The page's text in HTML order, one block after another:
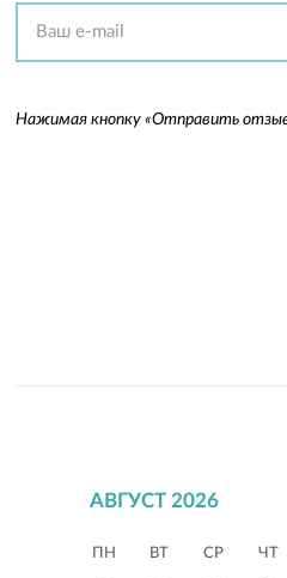
Нажимая кнопку «Отправить
АВГУСТ 2026
ПН ВТ СР ЧТ